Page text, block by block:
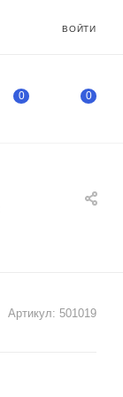
ВОЙТИ
0 0
Артикул: 501019